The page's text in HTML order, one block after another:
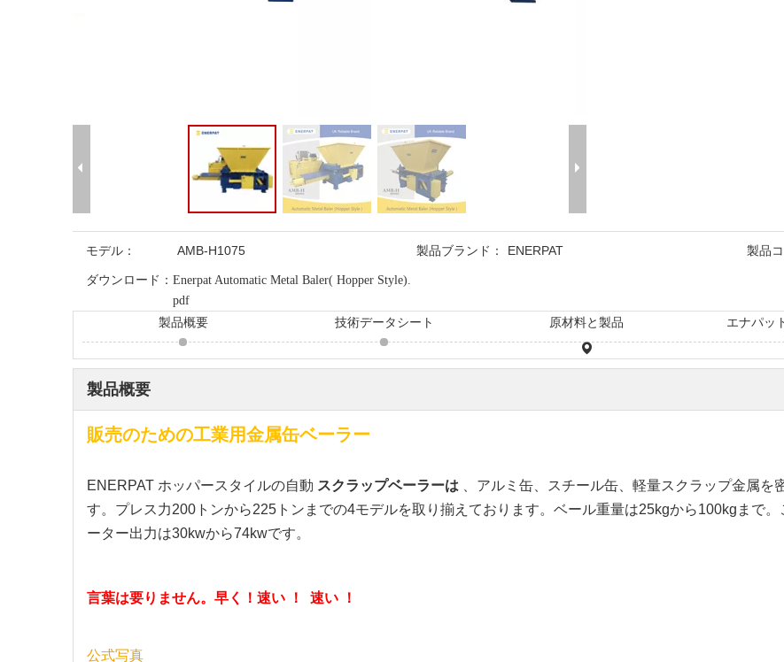
モデル： AMB-H1075 製品ブランド： ENERPAT 製品
ダウンロード： Enerpat Automatic Metal Baler( Hopper Style).
pdf
製品概要
技術データシート 原材料と製品 エナパッ
製品概要
販売のための工業用金属缶ベーラー
ENERPAT ホッパースタイルの自動 スクラップベーラーは
、アルミ缶、スチール缶、軽量スクラップ金属
す。プレス力200トンから225トンまでの4モデルを取り揃えております。ベール重量は25kgから100kgまで
ーター出力は30kwから74kwです。
言葉は要りません。早く！速い ！ 速い ！
公式写真